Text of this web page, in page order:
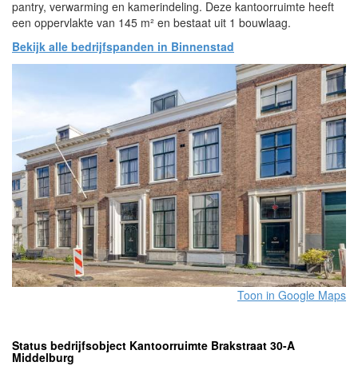
pantry, verwarming en kamerindeling. Deze kantoorruimte heeft
een oppervlakte van 145 m² en bestaat uit 1 bouwlaag.
Bekijk alle bedrijfspanden in Binnenstad
Toon in Google Maps
Status bedrijfsobject Kantoorruimte Brakstraat 30-A
Middelburg